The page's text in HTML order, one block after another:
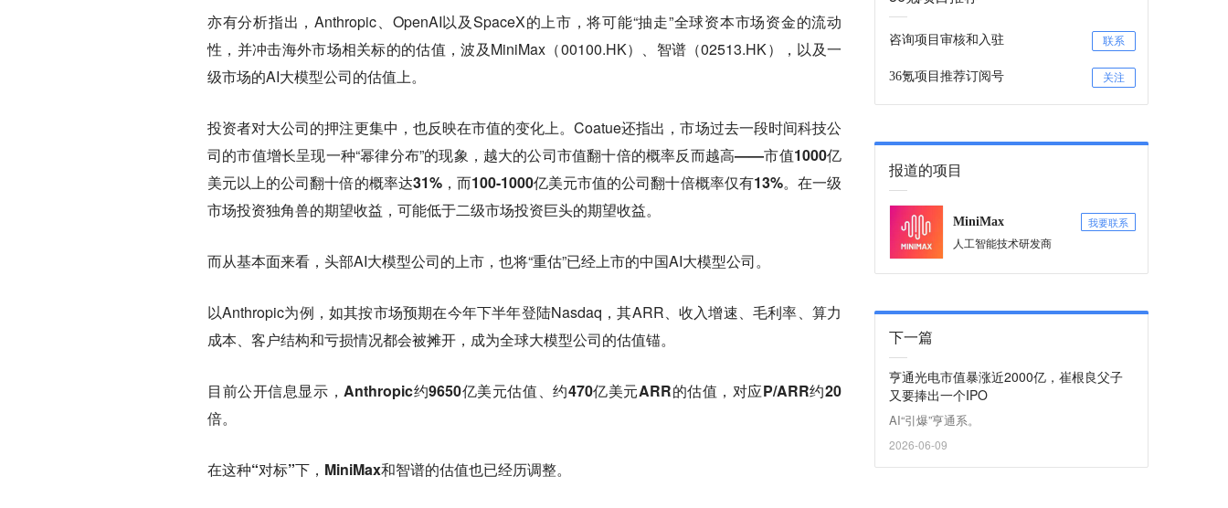
亦有分析指出，Anthropic、OpenAI以及SpaceX的上市，将可能“抽走”全球资本市场资金的流动
性，并冲击海外市场相关标的的估值，波及MiniMax（00100.HK）、智谱（02513.HK），以及一
级市场的AI大模型公司的估值上。
投资者对大公司的押注更集中，也反映在市值的变化上。Coatue还指出，市场过去一段时间科技公
司的市值增长呈现一种“幂律分布”的现象， 越大的公司市值翻十倍的概率反而越高——市值1000亿
美元以上的公司翻十倍的概率达31%，而100-1000亿美元市值的公司翻十倍概率仅有13%。 在一级
市场投资独角兽的期望收益，可能低于二级市场投资巨头的期望收益。
而从基本面来看，头部AI大模型公司的上市，也将“重估”已经上市的中国AI大模型公司。
以Anthropic为例，如其按市场预期在今年下半年登陆Nasdaq，其ARR、收入增速、毛利率、算力
成本、客户结构和亏损情况都会被摊开，成为全球大模型公司的估值锚。
目前公开信息显示，Anthropic约9650亿美元估值、约470亿美元ARR的估值，对应P/ARR约20
倍。
在这种“对标”下，MiniMax和智谱的估值也已经历调整。
咨询项目审核和入驻 联系
36氪项目推荐订阅号 关注
报道的项目
MiniMax 我要联系
人工智能技术研发商
下一篇
亨通光电市值暴涨近2000亿，崔根良父子
又要捧出一个IPO
AI“引爆”亨通系。
2026-06-09